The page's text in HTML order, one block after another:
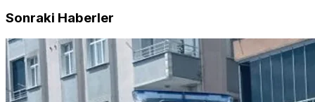
Sonraki Haberler